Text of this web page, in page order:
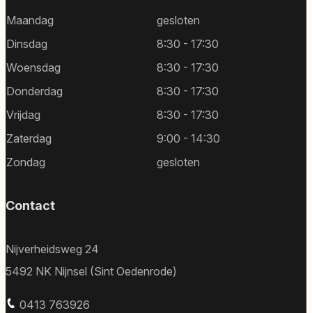
Maandag
gesloten
Dinsdag
8:30 - 17:30
Woensdag
8:30 - 17:30
Donderdag
8:30 - 17:30
Vrijdag
8:30 - 17:30
Zaterdag
9:00 - 14:30
Zondag
gesloten
Contact
Nijverheidsweg 24
5492 NK Nijnsel (Sint Oedenrode)
0413 763926